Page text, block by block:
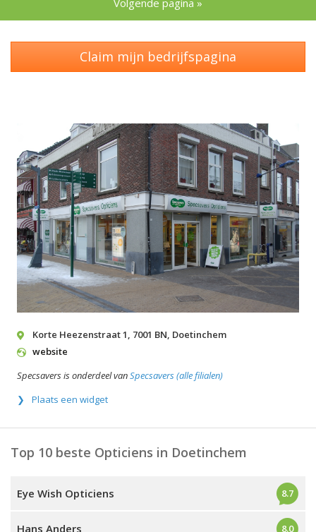
Volgende pagina »
Claim mijn bedrijfspagina
Korte Heezenstraat 1, 7001 BN, Doetinchem
website
Specsavers is onderdeel vanSpecsavers (alle filialen)
Plaats een widget
Top 10 beste Opticiens in Doetinchem
Eye Wish Opticiens 8.7
Hans Anders 8.0